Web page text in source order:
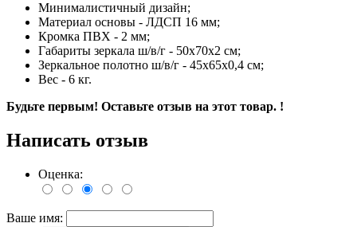
Минималистичный дизайн;
Материал основы - ЛДСП 16 мм;
Кромка ПВХ - 2 мм;
Габариты зеркала ш/в/г - 50х70х2 см;
Зеркальное полотно ш/в/г - 45х65х0,4 см;
Вес - 6 кг.
Будьте первым! Оставьте отзыв на этот товар. !
Написать отзыв
Оценка:
Ваше имя: